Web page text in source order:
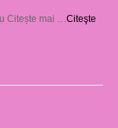
Citește mai …Citeşte